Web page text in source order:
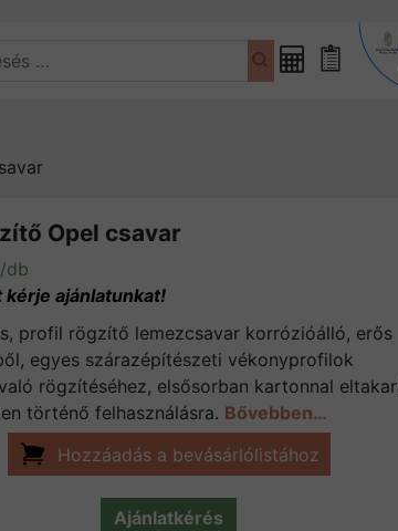
Fűrészáru
kalkulátor
Opel csavar
profil rögzítő lemezcsavar korrózióálló, erős
egyes szárazépítészeti vékonyprofilok
rögzítéséhez, elsősorban kartonnal
történő felhasználásra. Bővebben…
Hozzáadás a bevásárlólistához
Ajánlatkérés